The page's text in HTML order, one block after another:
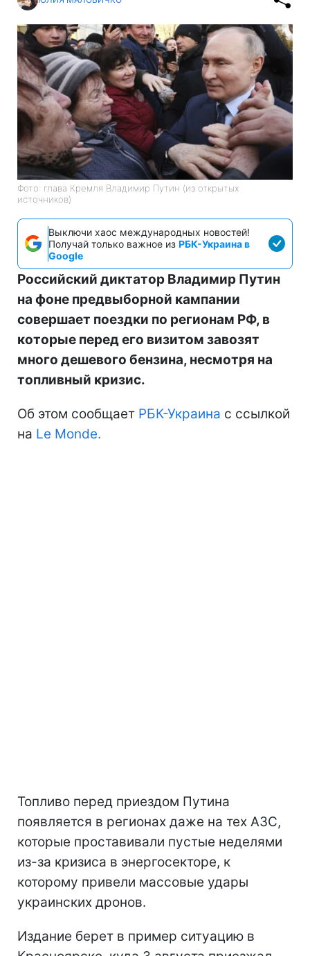
Фото: глава Кремля Владимир Путин (из открытых
источников)
Выключи хаос международных новостей!
Получай только важное из РБК-Украина в
Google
Российский диктатор Владимир Путин
на фоне предвыборной кампании
совершает поездки по регионам РФ, в
которые перед его визитом завозят
много дешевого бензина, несмотря на
топливный кризис.
Об этом сообщает РБК-Украина с ссылкой
на Le Monde.
Топливо перед приездом Путина
появляется в регионах даже на тех АЗС,
которые проставивали пустые неделями
из-за кризиса в энергосекторе, к
которому привели массовые удары
украинских дронов.
Издание берет в пример ситуацию в